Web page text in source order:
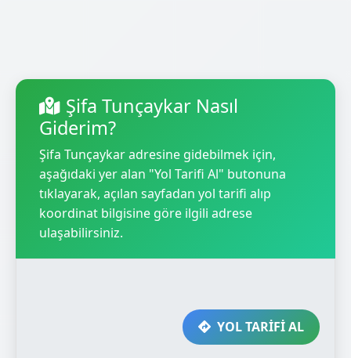
Şifa Tunçaykar Nasıl
Giderim?
Şifa Tunçaykar adresine gidebilmek için,
aşağıdaki yer alan "Yol Tarifi Al" butonuna
tıklayarak, açılan sayfadan yol tarifi alıp
koordinat bilgisine göre ilgili adrese
ulaşabilirsiniz.
YOL TARİFİ AL